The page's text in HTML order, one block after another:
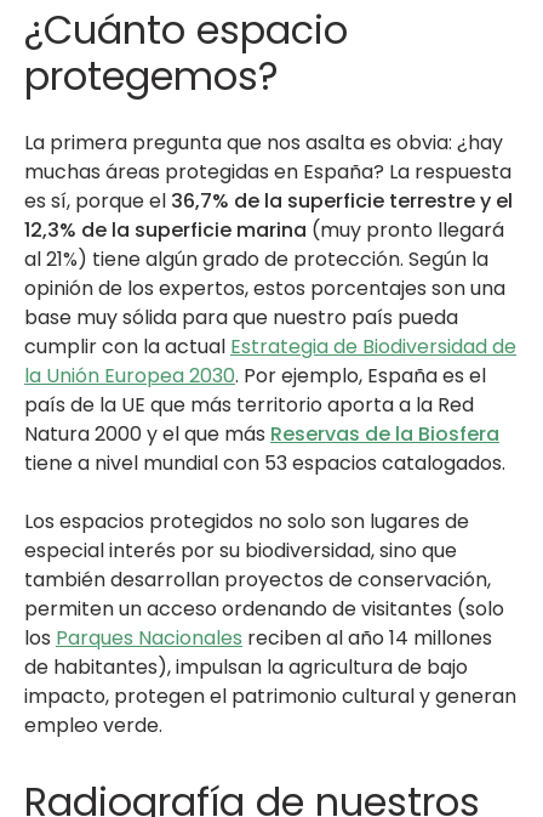
¿Cuánto espacio
protegemos?
La primera pregunta que nos asalta es obvia: ¿hay
muchas áreas protegidas en España? La respuesta
es sí, porque el 36,7% de la superficie terrestre y el
12,3% de la superficie marina (muy pronto llegará
al 21%) tiene algún grado de protección. Según la
opinión de los expertos, estos porcentajes son una
base muy sólida para que nuestro país pueda
cumplir con la actual Estrategia de Biodiversidad de
la Unión Europea 2030. Por ejemplo, España es el
país de la UE que más territorio aporta a la Red
Natura 2000 y el que más Reservas de la Biosfera
tiene a nivel mundial con 53 espacios catalogados.
Los espacios protegidos no solo son lugares de
especial interés por su biodiversidad, sino que
también desarrollan proyectos de conservación,
permiten un acceso ordenando de visitantes (solo
los Parques Nacionales reciben al año 14 millones
de habitantes), impulsan la agricultura de bajo
impacto, protegen el patrimonio cultural y generan
empleo verde.
Radiografía de nuestros